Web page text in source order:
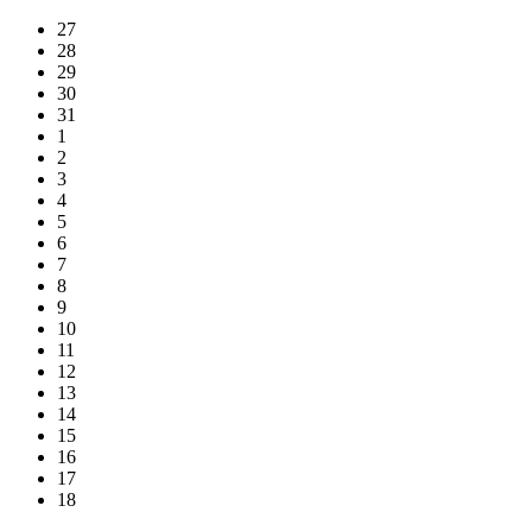
27
28
29
30
31
1
2
3
4
5
6
7
8
9
10
11
12
13
14
15
16
17
18